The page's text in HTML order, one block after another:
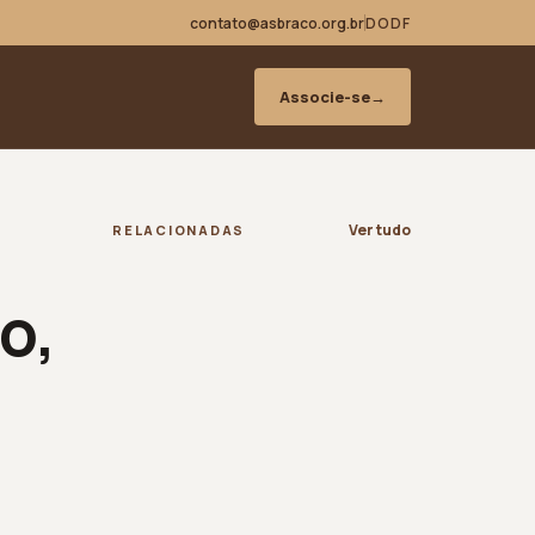
contato@asbraco.org.brDODF
Associe-se→
RELACIONADAS Ver tudo